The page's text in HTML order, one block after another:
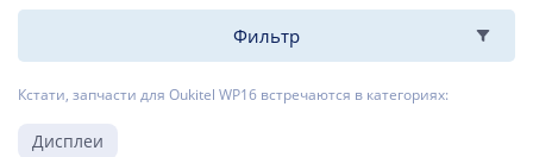
Фильтр
Кстати, запчасти для Oukitel WP16 встречаются в категориях:
Дисплеи